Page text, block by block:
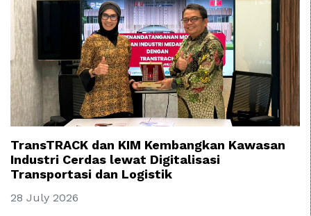
TransTRACK dan KIM Kembangkan Kawasan
Industri Cerdas lewat Digitalisasi
Transportasi dan Logistik
28 July 2026